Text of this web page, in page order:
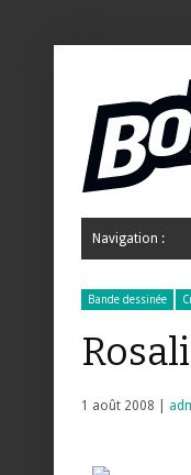
Navigation :
Bande dessinée
1 août 2008 |